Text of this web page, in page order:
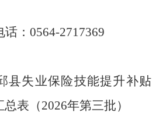
： 0564-2717369
县失业保险技能提升补贴
总表（2026年第三批）